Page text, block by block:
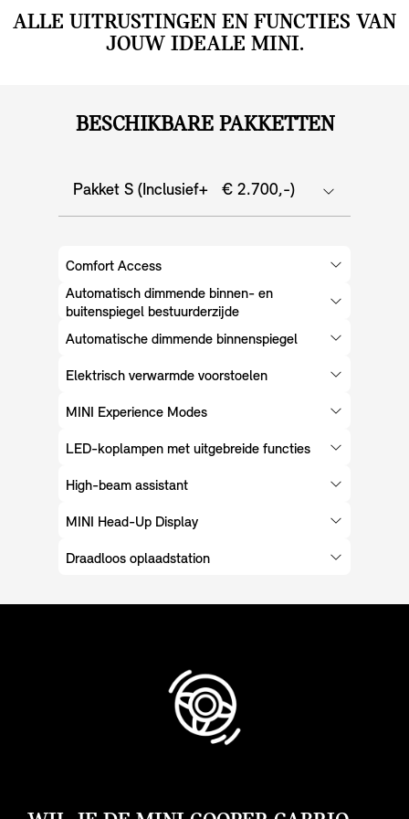
ALLE UITRUSTINGEN EN FUNCTIES VAN
JOUW IDEALE MINI.
BESCHIKBARE PAKKETTEN
Pakket S (Inclusief+ € 2.700,-)
Comfort Access
Automatisch dimmende binnen- en
buitenspiegel bestuurderzijde
Automatische dimmende binnenspiegel
Elektrisch verwarmde voorstoelen
MINI Experience Modes
LED-koplampen met uitgebreide functies
High-beam assistant
MINI Head-Up Display
Draadloos oplaadstation